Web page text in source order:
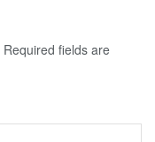
Required fields are